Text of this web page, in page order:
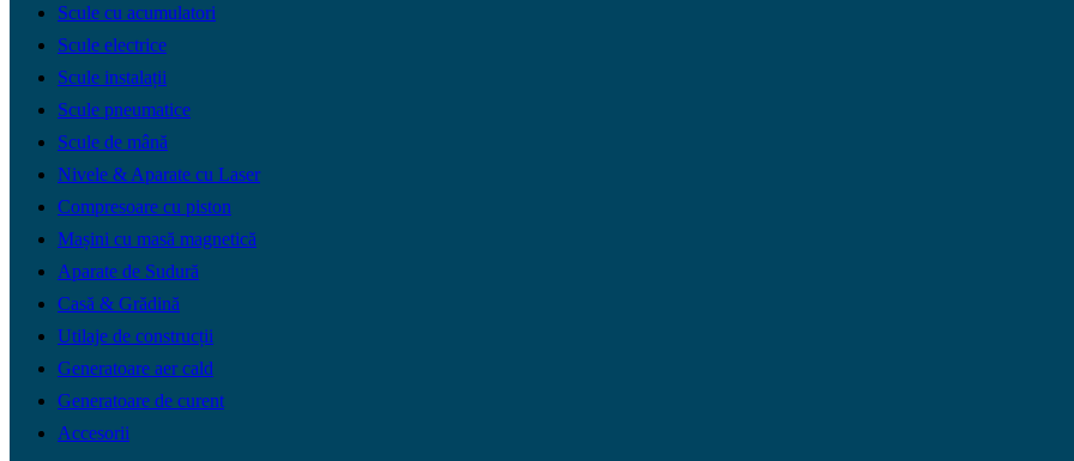
Scule cu acumulatori
Scule electrice
Scule instalații
Scule pneumatice
Scule de mână
Nivele & Aparate cu Laser
Compresoare cu piston
Mașini cu masă magnetică
Aparate de Sudură
Casă & Grădină
Utilaje de construcții
Generatoare aer cald
Generatoare de curent
Accesorii